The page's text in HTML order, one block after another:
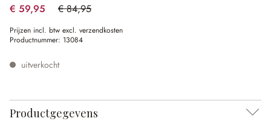
€ 59,95 € 84,95
(29.43% gespart)
Prijzen incl. btw excl. verzendkosten
Productnummer: 13084
uitverkocht
Productgegevens